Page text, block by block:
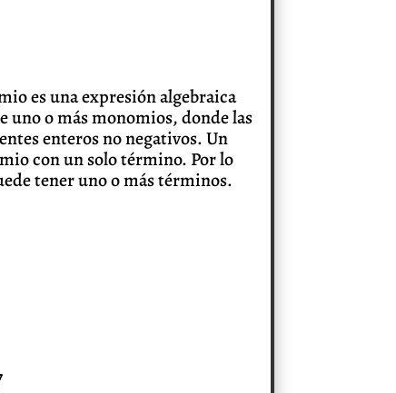
es una expresión algebraica
uno o más monomios, donde las
enteros no negativos. Un
con un solo término. Por lo
tener uno o más términos.